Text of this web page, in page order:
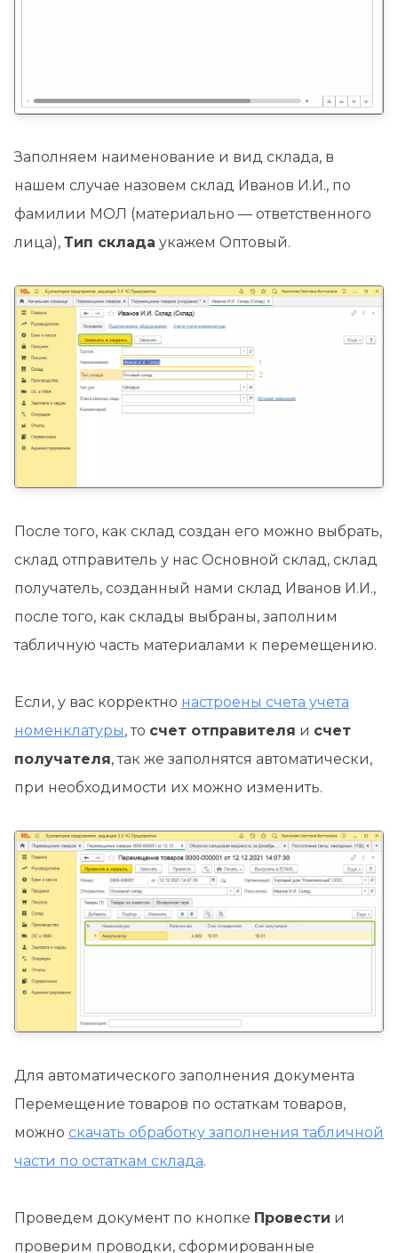
Заполняем наименование и вид склада, в
нашем случае назовем склад Иванов И.И., по
фамилии МОЛ (материально — ответственного
лица), Тип склада укажем Оптовый.
После того, как склад создан его можно выбрать,
склад отправитель у нас Основной склад, склад
получатель, созданный нами склад Иванов И.И.,
после того, как склады выбраны, заполним
табличную часть материалами к перемещению.
Если, у вас корректно настроены счета учета
номенклатуры, то счет отправителя и счет
получателя, так же заполнятся автоматически,
при необходимости их можно изменить.
Для автоматического заполнения документа
Перемещение товаров по остаткам товаров,
можно скачать обработку заполнения табличной
части по остаткам склада.
Проведем документ по кнопке Провести и
проверим проводки, сформированные